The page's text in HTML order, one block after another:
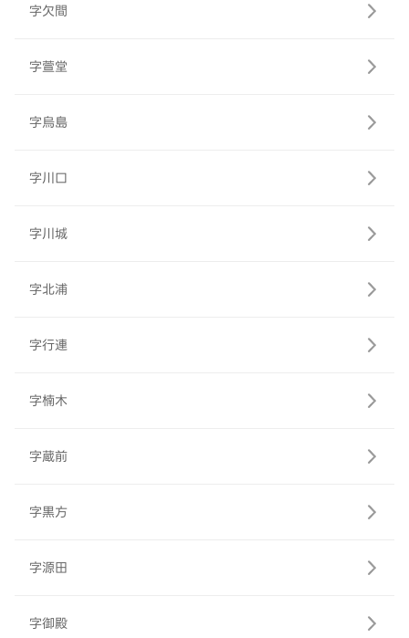
字欠間
字萱堂
字烏島
字川口
字川城
字北浦
字行連
字楠木
字蔵前
字黒方
字源田
字御殿